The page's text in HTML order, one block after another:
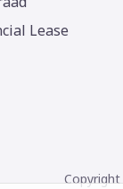
Lease